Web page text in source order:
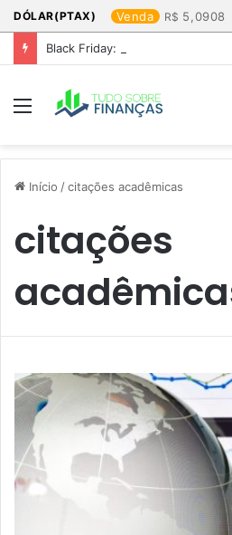
DÓLAR(PTAX) Venda 5,0908
Black Friday: os produtos que
Menu
Início /citações acadêmicas
citações